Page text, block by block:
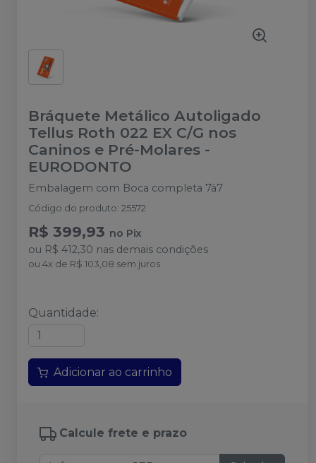
Bráquete Metálico Autoligado
Tellus Roth 022 EX C/G nos
Caninos e Pré-Molares -
EURODONTO
Embalagem com Boca completa 7à7
Código do produto: 25572
R$ 399,93 no Pix
ou R$ 412,30 nas demais condições
ou 4x de R$ 103,08 sem juros
Quantidade:
Adicionar ao carrinho
Calcule frete e prazo